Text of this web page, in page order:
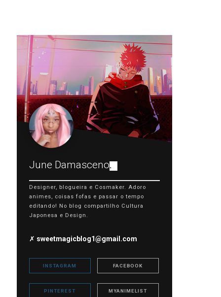
June Damasceno.
Designer, blogueira e Cosmaker. Adoro
animes, coisas fofas e passar o tempo
editando! No blog compartilho Cultura
Japonesa e Design.
✗ sweetmagicblog1@gmail.com
INSTAGRAM FACEBOOK
PINTEREST MYANIMELIST